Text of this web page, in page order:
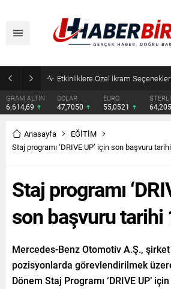
DOLAR
47,7050
EURO
55,0521
STERLİN
64,2055
BIST 100
Anasayfa
EĞİTİM
Staj programı ‘DRIVE UP’ için son başvuru
Staj programı
son başvuru
Mercedes-Benz Otomotiv A.Ş.,
pozisyonlarda görevlendirilmek
Dönem Staj Programı ‘DRIVE UP’